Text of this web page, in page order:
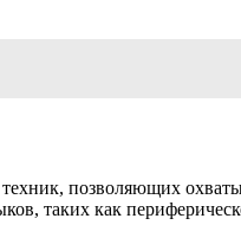
позволяющих
таких как